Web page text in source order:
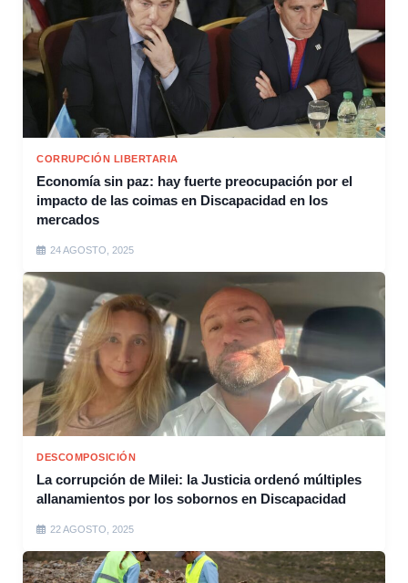
CORRUPCIÓN LIBERTARIA
Economía sin paz: hay fuerte preocupación por el
impacto de las coimas en Discapacidad en los
mercados
24 AGOSTO, 2025
DESCOMPOSICIÓN
La corrupción de Milei: la Justicia ordenó múltiples
allanamientos por los sobornos en Discapacidad
22 AGOSTO, 2025